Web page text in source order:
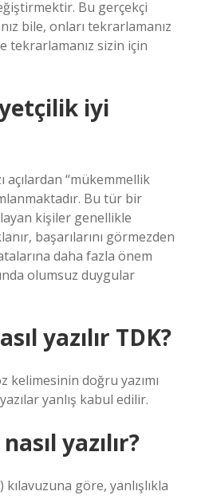
Bu gerçekçi
bile, onları tekrarlamanız
tekrarlamanız sizin için
iyi
açılardan “mükemmellik
Bu tür bir
kişiler genellikle
başarılarını görmezden
daha fazla önem
olumsuz duygular
yazılır TDK?
kelimesinin doğru yazımı
yanlış kabul edilir.
yazılır?
göre, yanlışlıkla